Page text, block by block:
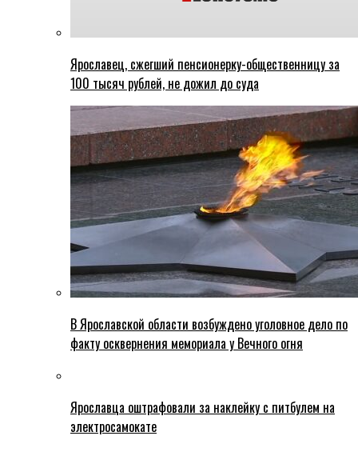
Ярославец, сжегший пенсионерку-общественницу за
100 тысяч рублей, не дожил до суда
В Ярославской области возбуждено уголовное дело по
факту осквернения мемориала у Вечного огня
Ярославца оштрафовали за наклейку с питбулем на
электросамокате